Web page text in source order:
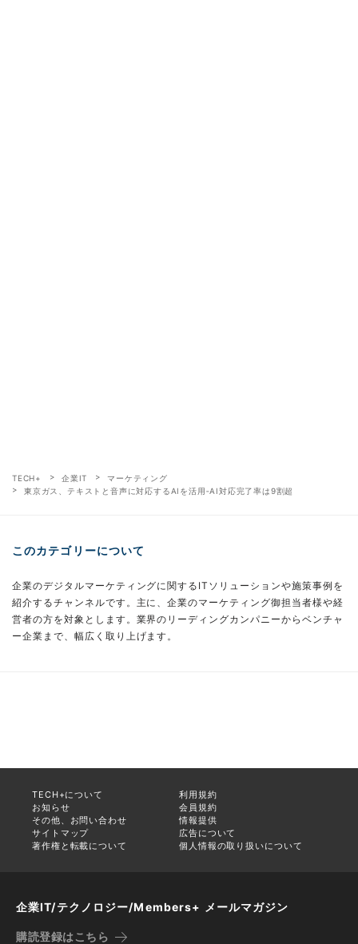
TECH+ 企業IT
マーケティング
東京ガス、テキストと音声に対応するAIを活用‐AI対応完了率は9割超
このカテゴリーについて
企業のデジタルマーケティングに関するITソリューションや施策事例を
紹介するチャンネルです。主に、企業のマーケティング御担当者様や経
営者の方を対象とします。業界のリーディングカンパニーからベンチャ
ー企業まで、幅広く取り上げます。
TECH+について
利用規約
お知らせ
会員規約
その他、お問い合わせ
情報提供
サイトマップ
広告について
著作権と転載について
個人情報の取り扱いについて
企業IT/テクノロジー/Members+ メールマガジン
購読登録はこちら